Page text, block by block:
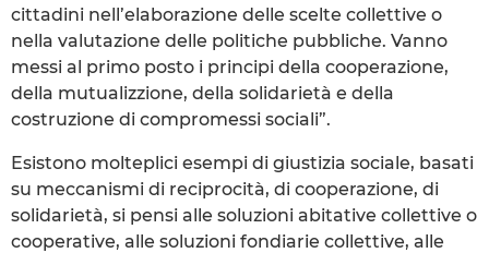
cittadini nell’elaborazione delle scelte collettive o
nella valutazione delle politiche pubbliche. Vanno
messi al primo posto i principi della cooperazione,
della mutualizzione, della solidarietà e della
costruzione di compromessi sociali”.
Esistono molteplici esempi di giustizia sociale, basati
su meccanismi di reciprocità, di cooperazione, di
solidarietà, si pensi alle soluzioni abitative collettive o
cooperative, alle soluzioni fondiarie collettive, alle